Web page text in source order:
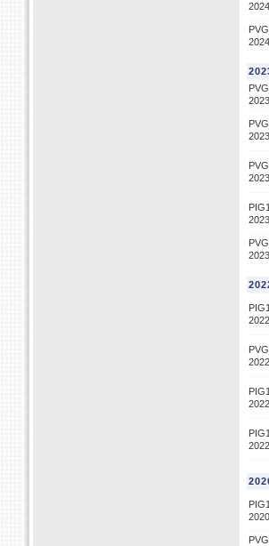
2024
2024
2023
2023
2023
2023
2023
2022
2022
2022
2022
2020